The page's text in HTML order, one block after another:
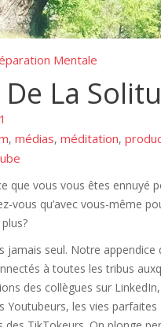
Mentale
De La
, médias, méditation,
que vous vous êtes ennuyé
vous qu’avec vous-même
jamais seul. Notre
à toutes les tribus
des collègues sur
Youtubeurs, les vies